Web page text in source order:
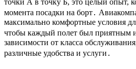
момента посадки на борт․
максимально комфортные условия
чтобы каждый полет был приятным
зависимости от класса
различные удобства и услуги․